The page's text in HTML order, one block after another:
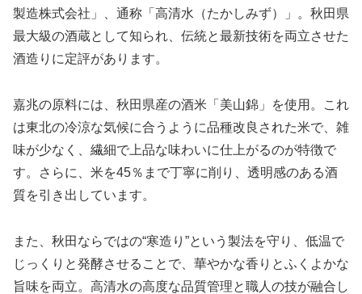
製造株式会社」、通称「高清水（たかしみず）」。秋田県
最大級の酒蔵として知られ、伝統と最新技術を両立させた
酒造りに定評があります。
嘉兆の原料には、秋田県産の酒米「美山錦」を使用。これ
は東北の冷涼な気候に合うように品種改良された米で、雑
味が少なく、繊細で上品な味わいに仕上がるのが特徴で
す。さらに、米を45％まで丁寧に削り、透明感のある酒
質を引き出しています。
また、秋田ならではの“寒造り”という製法を守り、低温で
じっくりと発酵させることで、華やかな香りとふくよかな
旨味を両立。高清水の高度な品質管理と職人の技が融合し